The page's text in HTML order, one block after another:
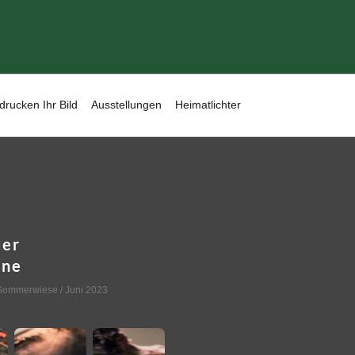
Ihr Bild Ausstellungen Heimatlichter
/ Juni 2023